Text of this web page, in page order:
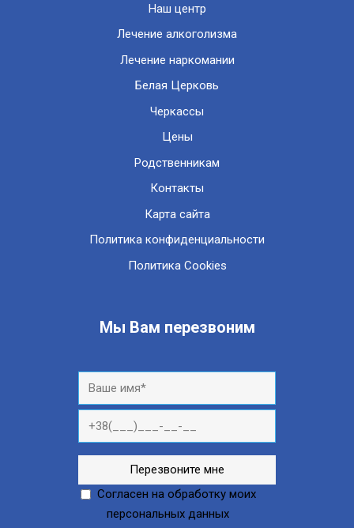
Наш центр
Лечение алкоголизма
Лечение наркомании
Белая Церковь
Черкассы
Цены
Родственникам
Контакты
Карта сайта
Политика конфиденциальности
Политика Cookies
Мы Вам перезвоним
Согласен на обработку моих
персональных данных